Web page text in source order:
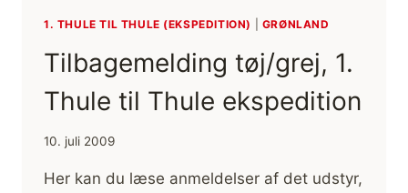
1. THULE TIL THULE (EKSPEDITION) GRØNLAND
Tilbagemelding tøj/grej, 1.
Thule til Thule ekspedition
10. juli 2009
Her kan du læse anmeldelser af det udstyr,